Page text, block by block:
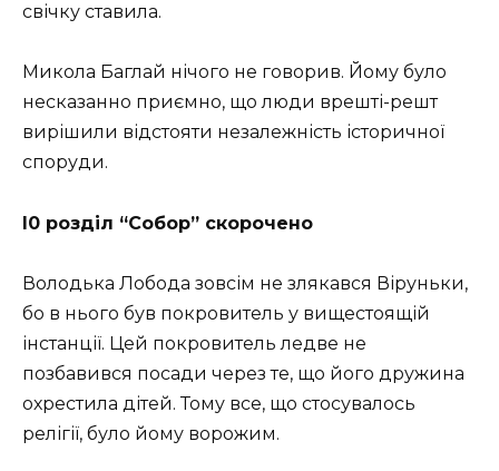
свічку ставила.
Микола Баглай нічого не говорив. Йому було
несказанно приємно, що люди врешті-решт
вирішили відстояти незалежність історичної
споруди.
І0 розділ “Собор” скорочено
Володька Лобода зовсім не злякався Віруньки,
бо в нього був покровитель у вищестоящій
інстанції. Цей покровитель ледве не
позбавився посади через те, що його дружина
охрестила дітей. Тому все, що стосувалось
релігії, було йому ворожим.